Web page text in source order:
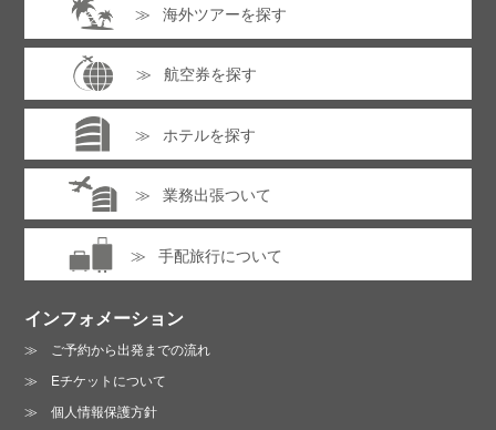
海外ツアーを探す
航空券を探す
ホテルを探す
業務出張ついて
手配旅行について
インフォメーション
ご予約から出発までの流れ
Eチケットについて
個人情報保護方針